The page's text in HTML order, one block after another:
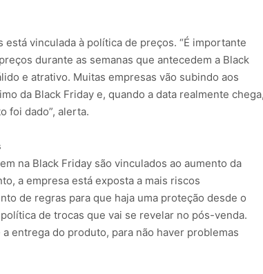
vinculada à política de preços. “É importante
durante as semanas que antecedem a Black
e atrativo. Muitas empresas vão subindo aos
da Black Friday e, quando a data realmente chega,
foi dado”, alerta.
na Black Friday são vinculados ao aumento da
a empresa está exposta a mais riscos
de regras para que haja uma proteção desde o
de trocas que vai se revelar no pós-venda.
entrega do produto, para não haver problemas